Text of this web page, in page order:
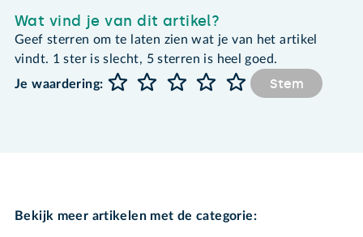
Wat vind je van dit artikel?
Geef sterren om te laten zien wat je van het artikel
vindt. 1 ster is slecht, 5 sterren is heel goed.
Je waardering:
Stem
Bekijk meer artikelen met de categorie: